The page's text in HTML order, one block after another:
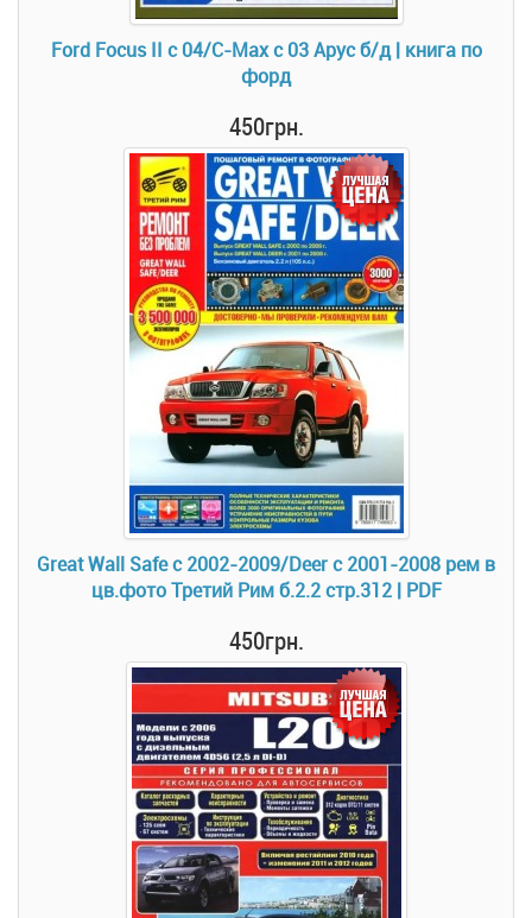
Ford Focus II c 04/C-Max c 03 Арус б/д | книга по
форд
450грн.
Great Wall Safe с 2002-2009/Deer с 2001-2008 рем в
цв.фото Третий Рим б.2.2 стр.312 | PDF
450грн.